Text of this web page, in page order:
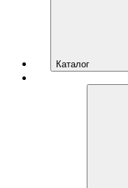
Каталог